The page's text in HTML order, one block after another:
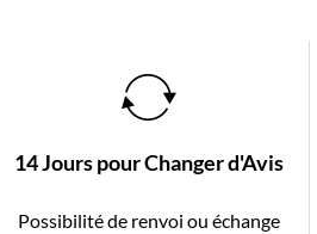
14 Jours pour Changer d'Avis
Possibilité de renvoi ou échange